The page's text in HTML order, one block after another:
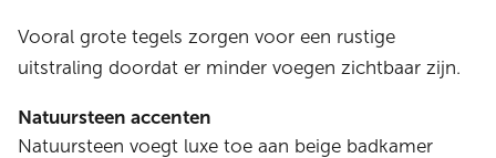
Vooral grote tegels zorgen voor een rustige
uitstraling doordat er minder voegen zichtbaar zijn.
Natuursteen accenten
Natuursteen voegt luxe toe aan beige badkamer